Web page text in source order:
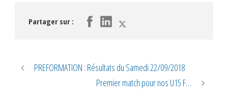
Partager sur :
PREFORMATION : Résultats du Samedi 22/09/2018
Premier match pour nos U15 F…